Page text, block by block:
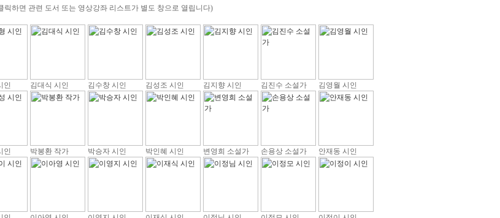
릭하면 관련 도서 또는 영상강좌 리스트가 별도 창으로 열립니다)
인 김대식 시인 김수창 시인 김성조 시인 김지향 시인 김진수 소설가 김영월 시인
인 박봉환 작가 박승자 시인 박인혜 시인 변영희 소설가 손용상 소설가 안재동 시인